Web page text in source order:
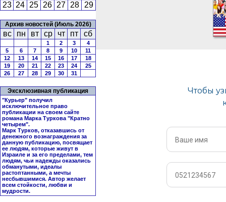
23 24 25 26 27 28 29
Архив новостей (Июль 2026)
вс пн вт ср чт пт сб
1 2 3
4
5
6 7 8 9 10
11
12
13 14 15 16 17
18
19
20 21 22 23 24
25
26
27 28 29 30 31
Эксклюзивная публикация
"Курьер" получил
исключительное право
публикации на своем сайте
романа Марка Туркова "Кратно
четырем".
Марк Турков, отказавшись от
денежного вознаграждения за
данную публикацию, посвящает
ее людям, которые живут в
Израиле и за его пределами, тем
людям, чьи надежды оказались
обманутыми, идеалы
растоптанными, а мечты
несбывшимися. Автор желает
всем стойкости, любви и
мудрости.